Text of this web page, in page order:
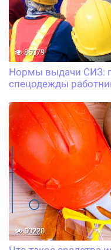
85079
Нормы выдачи СИЗ:
спецодежды
50220